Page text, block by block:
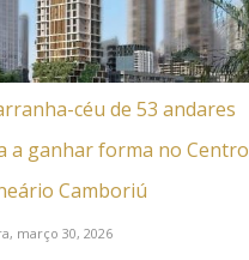
céu de 53 andares
a ganhar forma no Centro
Camboriú
março 30, 2026